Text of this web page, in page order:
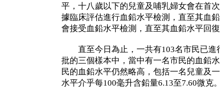
平，十八歲以下的兒童及哺乳婦女會在首
據臨床評估進行血鉛水平檢測，直至其血
會接受血鉛水平檢測，直至其血鉛水平回
直至今日為止，一共有103名市民已進
批的三個樣本中，當中有一名市民的血鉛
民的血鉛水平仍然略高，包括一名兒童及
水平介乎每100毫升含鉛量6.13至7.60微克